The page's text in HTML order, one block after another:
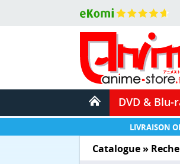
DVD & Blu-
LIVRAISON
Catalogue»